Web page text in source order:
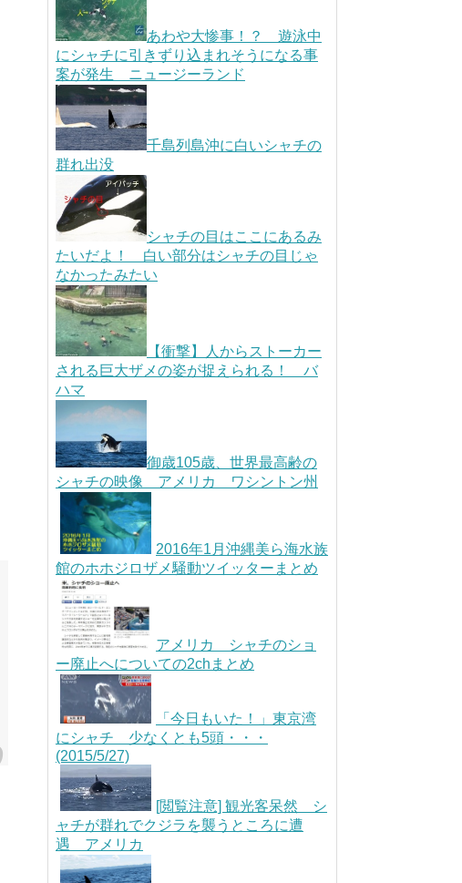
あわや大惨事！？ 遊泳中
にシャチに引きずり込まれそうになる事
案が発生 ニュージーランド
千島列島沖に白いシャチの
群れ出没
シャチの目はここにあるみ
たいだよ！ 白い部分はシャチの目じゃ
なかったみたい
【衝撃】人からストーカー
される巨大ザメの姿が捉えられる！ バ
ハマ
御歳105歳、世界最高齢の
シャチの映像 アメリカ ワシントン州
2016年1月沖縄美ら海水族
館のホホジロザメ騒動ツイッターまとめ
アメリカ シャチのショ
ー廃止へについての2chまとめ
「今日もいた！」東京湾
にシャチ 少なくとも5頭・・・
(2015/5/27)
[閲覧注意] 観光客呆然 シ
ャチが群れでクジラを襲うところに遭
遇 アメリカ